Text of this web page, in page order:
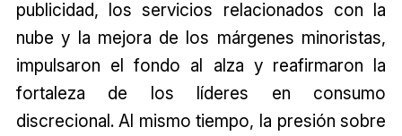
publicidad, los servicios relacionados con la
nube y la mejora de los márgenes minoristas,
impulsaron el fondo al alza y reafirmaron la
fortaleza de los líderes en consumo
discrecional. Al mismo tiempo, la presión sobre